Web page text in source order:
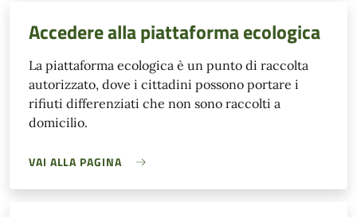
Accedere alla piattaforma ecologica
La piattaforma ecologica è un punto di raccolta
autorizzato, dove i cittadini possono portare i
rifiuti differenziati che non sono raccolti a
domicilio.
VAI ALLA PAGINA